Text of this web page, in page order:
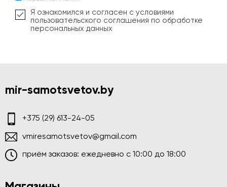
Я ознакомился и согласен с условиями
пользовательского соглашения по обработке
персональных данных
mir-samotsvetov.by
+375 (29) 613-24-05
vmiresamotsvetov@gmail.com
приём заказов: ежедневно c 10:00 до 18:00